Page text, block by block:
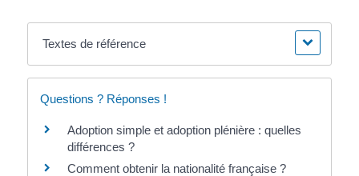
Textes de référence
Questions ? Réponses !
Adoption simple et adoption plénière : quelles
différences ?
Comment obtenir la nationalité française ?